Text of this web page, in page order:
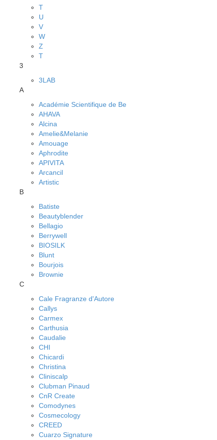
T
U
V
W
Z
Т
3
3LAB
A
Académie Scientifique de Be
AHAVA
Alcina
Amelie&Melanie
Amouage
Aphrodite
APIVITA
Arcancil
Artistic
B
Batiste
Beautyblender
Bellagio
Berrywell
BIOSILK
Blunt
Bourjois
Brownie
C
Cale Fragranze d'Autore
Callys
Carmex
Carthusia
Caudalie
CHI
Chicardi
Christina
Cliniscalp
Clubman Pinaud
CnR Create
Comodynes
Cosmecology
CREED
Cuarzo Signature